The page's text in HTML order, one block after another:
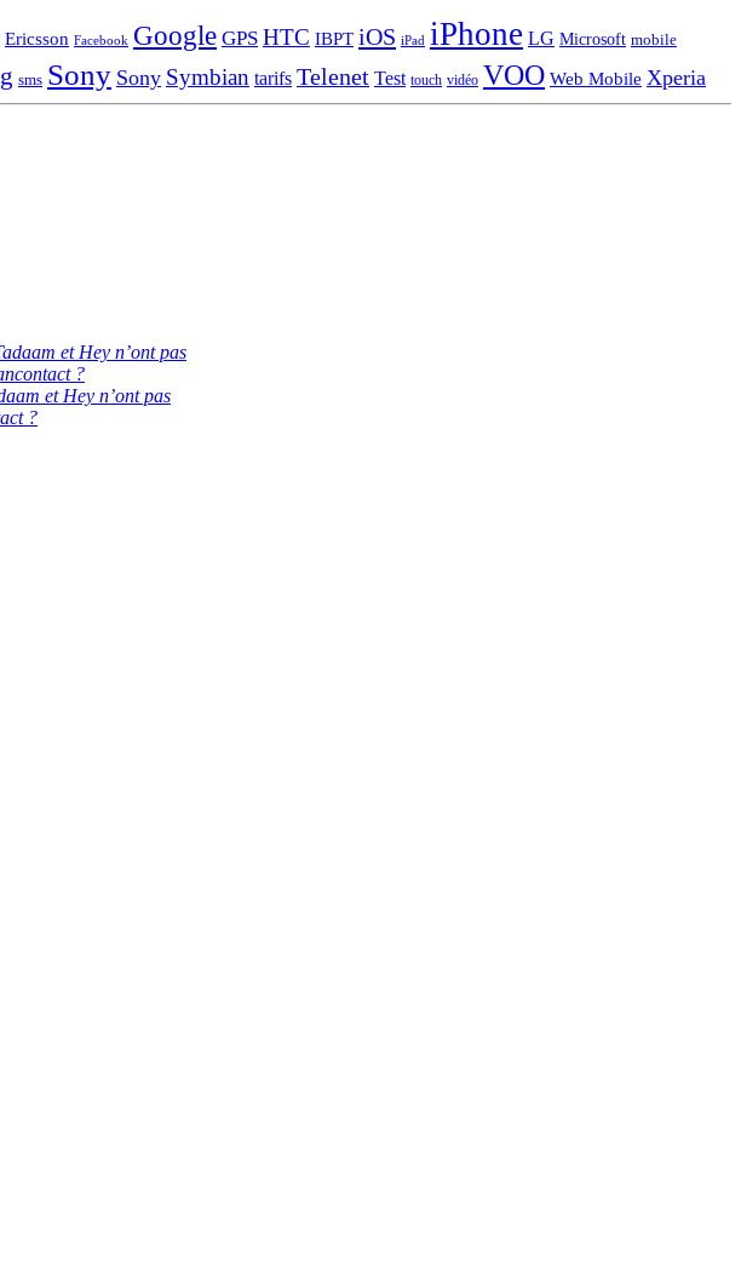
Ericsson Facebook Google GPS HTC IBPT iOS iPad iPhone LG Microsoft mobile
sms Sony Sony Symbian tarifs Telenet Test touch vidéo VOO Web Mobile Xperia
et Hey n’ont pas
?
et Hey n’ont pas
?